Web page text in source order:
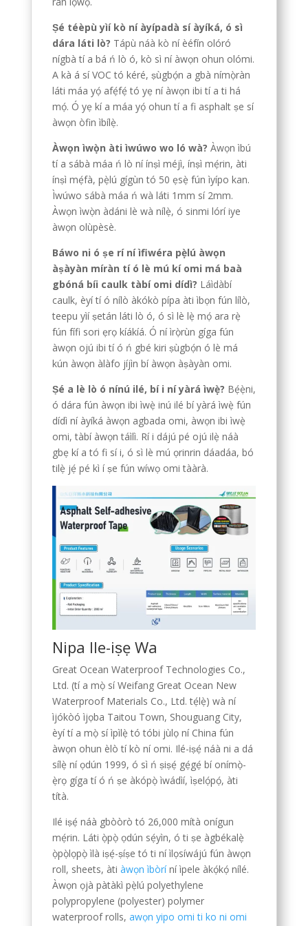
Ṣé téèpù yìí kò ní àyípadà sí àyíká, ó sì
dára láti lò? Tápù náà kò ní èéfín olóró
nígbà tí a bá ń lò ó, kò sì ní àwọn ohun olómi.
A kà á sí VOC tó kéré, ṣùgbọ́n a gbà nímọ̀ràn
láti máa yọ́ afẹ́fẹ́ tó yẹ ní àwọn ibi tí a ti há
mọ́. Ó yẹ kí a máa yọ́ ohun tí a fi asphalt ṣe sí
àwọn òfin ìbílẹ̀.
Àwọn ìwọ̀n àti ìwúwo wo ló wà? Àwọn ìbú
tí a sábà máa ń lò ní ínṣì méjì, ínṣì mẹ́rin, àti
ínṣì mẹ́fà, pẹ̀lú gígùn tó 50 ẹsẹ̀ fún ìyípo kan.
Ìwúwo sábà máa ń wà láti 1mm sí 2mm.
Àwọn ìwọ̀n àdáni lè wà nílẹ̀, ó sinmi lórí iye
àwọn olùpèsè.
Báwo ni ó ṣe rí ní ìfiwéra pẹ̀lú àwọn
àṣàyàn míràn tí ó lè mú kí omi má baà
gbóná bíi caulk tàbí omi dídì? Láìdàbí
caulk, èyí tí ó nílò àkókò pípa àti ìbọn fún lílò,
teepu yìí ṣetán láti lò ó, ó sì lè lẹ̀ mọ́ ara rẹ̀
fún fífi sori ẹrọ kíákíá. Ó ní ìrọ̀rùn gíga fún
àwọn ojú ibi tí ó ń gbé kiri ṣùgbọ́n ó lè má
kún àwọn àlàfo jíjìn bí àwọn àṣàyàn omi.
Ṣé a lè lò ó nínú ilé, bí i ní yàrá ìwẹ̀? Bẹ́ẹ̀ni,
ó dára fún àwọn ibi ìwẹ̀ inú ilé bí yàrá ìwẹ̀ fún
dídì ní àyíká àwọn agbada omi, àwọn ibi ìwẹ̀
omi, tàbí àwọn táìlì. Rí i dájú pé ojú ilẹ̀ náà
gbẹ kí a tó fi sí i, ó sì lè mú ọrinrin dáadáa, bó
tilẹ̀ jẹ́ pé kì í ṣe fún wíwọ omi tààrà.
Nipa Ile-iṣẹ Wa
Great Ocean Waterproof Technologies Co.,
Ltd. (tí a mọ̀ sí Weifang Great Ocean New
Waterproof Materials Co., Ltd. tẹ́lẹ̀) wà ní
ìjókòó ìjọba Taitou Town, Shouguang City,
èyí tí a mọ̀ sí ìpìlẹ̀ tó tóbi jùlọ ní China fún
àwọn ohun èlò tí kò ní omi. Ilé-iṣẹ́ náà ni a dá
sílẹ̀ ní ọdún 1999, ó sì ń ṣiṣẹ́ gẹ́gẹ́ bí onímọ̀-
ẹ̀rọ gíga tí ó ń ṣe àkópọ̀ ìwádìí, ìṣelọ́pọ́, àti
títà.
Ilé iṣẹ́ náà gbòòrò tó 26,000 mítà onígun
mẹ́rin. Láti ọ̀pọ̀ ọdún sẹ́yìn, ó ti ṣe àgbékalẹ̀
ọ̀pọ̀lọpọ̀ ìlà iṣẹ́-ṣíṣe tó ti ní ìlọsíwájú fún àwọn
roll, sheets, àti àwọn ìbòríní ìpele àkọ́kọ́ nílé.
Àwọn ọjà pàtàkì pẹ̀lú polyethylene
polypropylene (polyester) polymer
waterproof rolls, awọn yipo omi ti ko ni omi
Portuguese (Angola)
Tagalog